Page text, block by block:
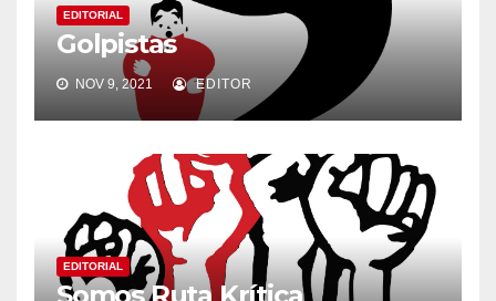
EDITORIAL
Golpistas
NOV 9, 2021 EDITOR
EDITORIAL
Somos Ruta Krítica